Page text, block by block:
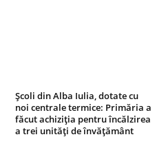
Școli din Alba Iulia, dotate cu
noi centrale termice: Primăria a
făcut achiziția pentru încălzirea
a trei unități de învățământ